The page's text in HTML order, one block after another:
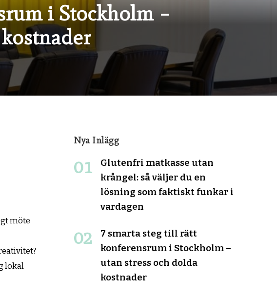
i Stockholm –
möte
lokal
Nya Inlägg
Glutenfri matkasse utan
krångel: så väljer du en
lösning som faktiskt funkar i
vardagen
7 smarta steg till rätt
konferensrum i Stockholm –
utan stress och dolda
kostnader